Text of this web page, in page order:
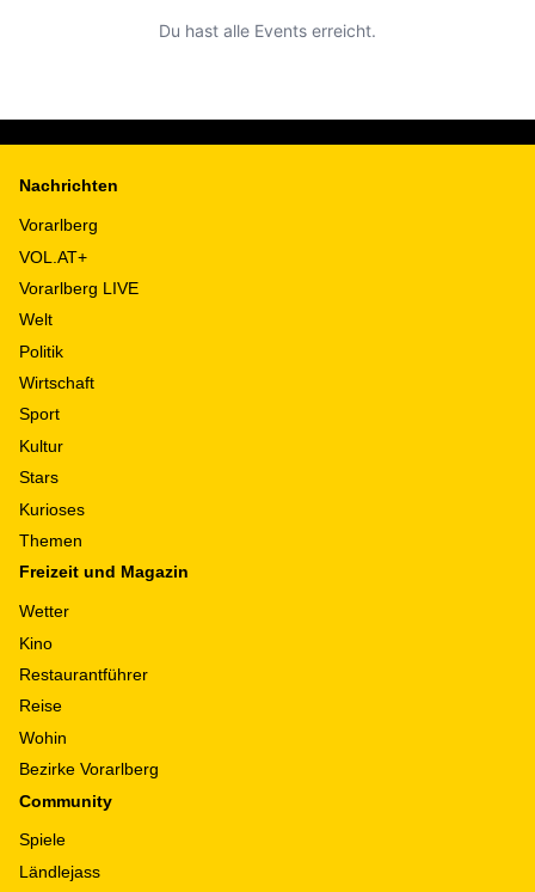
Du hast alle Events erreicht.
Nachrichten
Vorarlberg
VOL.AT+
Vorarlberg LIVE
Welt
Politik
Wirtschaft
Sport
Kultur
Stars
Kurioses
Themen
Freizeit und Magazin
Wetter
Kino
Restaurantführer
Reise
Wohin
Bezirke Vorarlberg
Community
Spiele
Ländlejass